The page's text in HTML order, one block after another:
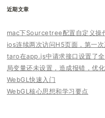
近期文章
mac下Sourcetree配置自定义操
ios连续两次访问H5页面，第一
taro在app.js中请求接口设置了
局变量还未设置，造成报错，优
WebGL快速入门
WebGL核心思想和学习要点